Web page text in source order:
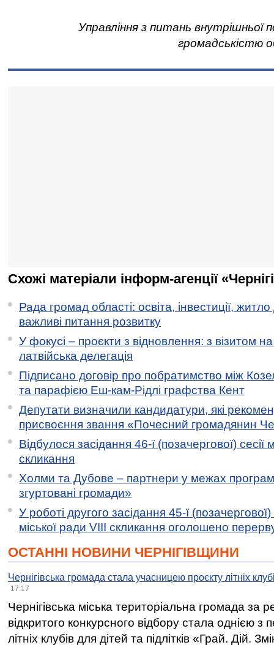
Управління з питань внутрішньої
громадськістю
Схожі матеріали інформ-агенції
Рада громад області: освіта, інвестиції,
важливі питання розвитку
У фокусі – проєкти з відновлення: з візитом
латвійська делегація
Підписано договір про побратимство між
та парафією Еш-кам-Рідлі графства Кент
Депутати визначили кандидатури, які
присвоєння звання «Почесний громадянин
Відбулося засідання 46-ї (позачергової) сесії
скликання
Холми та Дубове – партнери у межах
згуртовані громади»
У роботі другого засідання 45-ї (позачергової)
міської ради VIII скликання оголошено
ОСТАННІ НОВИНИ ЧЕРНІГІВЩИНИ
Чернігівська громада стала учасницею проєкту літніх
17:17
Чернігівська міська територіальна громада за
відкритого конкурсного відбору стала однією
літніх клубів для дітей та підлітків «Грай. Дій.